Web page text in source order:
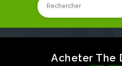
Acheter The